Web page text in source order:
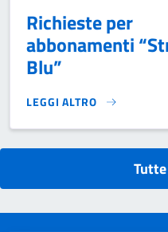
Richieste per
abbonamenti
Blu”
LEGGI ALTRO
RICHIESTE PER